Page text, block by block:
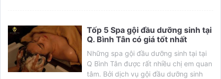
Tốp 5 Spa gội đầu dưỡng sinh tại
Q. Bình Tân có giá tốt nhất
Những spa gội đầu dưỡng sinh tại tại
Q Bình Tân được rất nhiều chị em quan
tâm. Bởi dịch vụ gội đầu dưỡng sinh